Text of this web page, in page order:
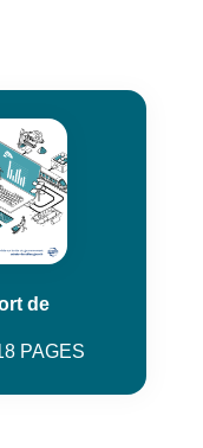
de
PAGES